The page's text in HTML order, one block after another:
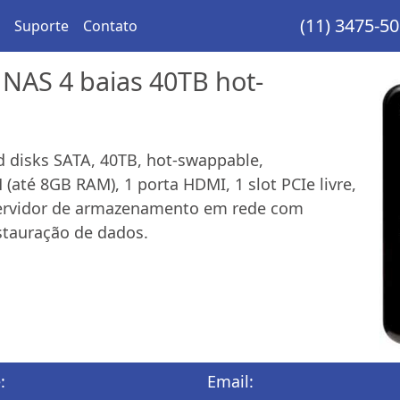
Suporte Contato (11) 3475-
4 baias 40TB hot-
SATA, 40TB, hot-swappable,
8GB RAM), 1 porta HDMI, 1 slot PCIe livre,
de armazenamento em rede com
de dados.
Email: